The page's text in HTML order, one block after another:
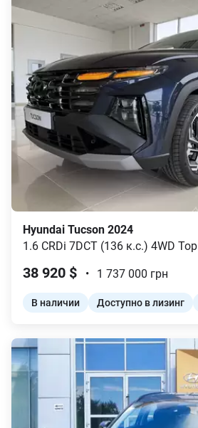
Hyundai Tucson 2024
1.6 CRDi 7DCT (136 к.с.) 4WD Top
38 920 $ • 1 737 000 грн
В наличии Доступно в лизинг